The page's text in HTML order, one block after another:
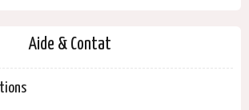
Aide & Contat